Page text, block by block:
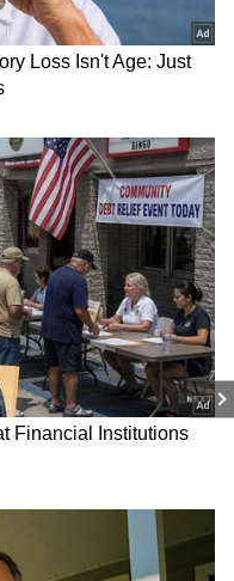
NEXT
చేసిన
చివరికి
నితిన్‌ హీరోగా
కీలక పాత్రలో
ఆడకపోవడంతో